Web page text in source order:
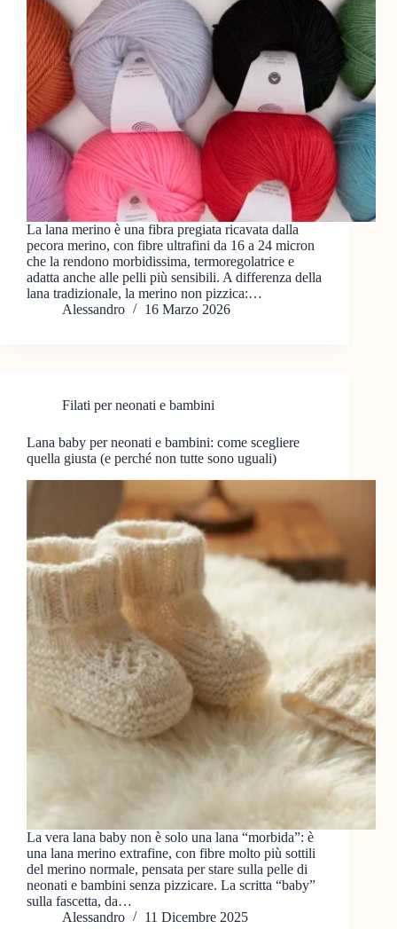
La lana merino è una fibra pregiata ricavata dalla
pecora merino, con fibre ultrafini da 16 a 24 micron
che la rendono morbidissima, termoregolatrice e
adatta anche alle pelli più sensibili. A differenza della
lana tradizionale, la merino non pizzica:…
Alessandro
16 Marzo 2026
Filati per neonati e bambini
Lana baby per neonati e bambini: come scegliere
quella giusta (e perché non tutte sono uguali)
La vera lana baby non è solo una lana “morbida”: è
una lana merino extrafine, con fibre molto più sottili
del merino normale, pensata per stare sulla pelle di
neonati e bambini senza pizzicare. La scritta “baby”
sulla fascetta, da…
Alessandro
11 Dicembre 2025